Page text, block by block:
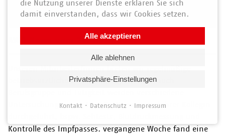
AWO News vom 26. April 2021
betriebsärztliche Untersuchungen an. Je nach
Untersuchungen von Frau Dr. Hansen und ihrer Kollegin
Kontrolle des Impfpasses. vergangene Woche fand eine
die Nutzung unserer Dienste erklären Sie sich
damit einverstanden, dass wir Cookies setzen.
Alle akzeptieren
Alle ablehnen
Privatsphäre-Einstellungen
Kontakt Datenschutz Impressum